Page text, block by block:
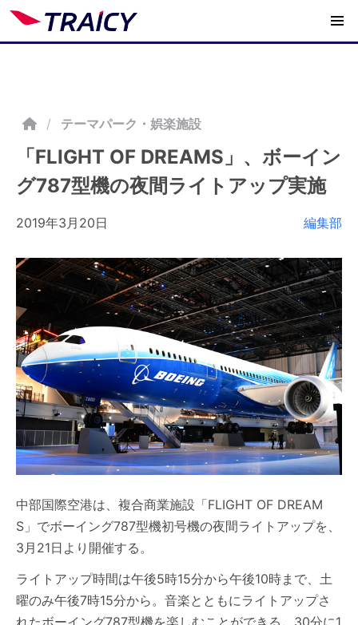
/ テーマパーク・娯楽施設
「FLIGHT OF DREAMS」、ボーイン
グ787型機の夜間ライトアップ実施
2019年3月20日 編集部
中部国際空港は、複合商業施設「FLIGHT OF DREAM
S」でボーイング787型機初号機の夜間ライトアップを、
3月21日より開催する。
ライトアップ時間は午後5時15分から午後10時まで、土
曜のみ午後7時15分から。音楽とともにライトアップさ
れたボーイング787型機を楽しむことができる。30分に1